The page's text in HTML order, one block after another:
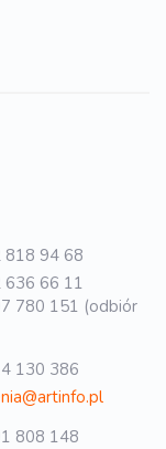
818 94 68
636 66 11
780 151 (odbiór
130 386
808 148